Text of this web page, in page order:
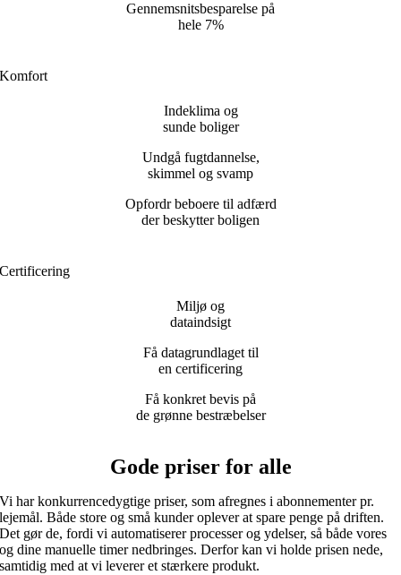
Gennemsnitsbesparelse på
hele 7%
Komfort
Indeklima og
sunde boliger
Undgå fugtdannelse,
skimmel og svamp
Opfordr beboere til adfærd
der beskytter boligen
Certificering
Miljø og
dataindsigt
Få datagrundlaget til
en certificering
Få konkret bevis på
de grønne bestræbelser
Gode priser for alle
Vi har konkurrencedygtige priser, som afregnes i abonnementer pr.
lejemål. Både store og små kunder oplever at spare penge på driften.
Det gør de, fordi vi automatiserer processer og ydelser, så både vores
og dine manuelle timer nedbringes. Derfor kan vi holde prisen nede,
samtidig med at vi leverer et stærkere produkt.